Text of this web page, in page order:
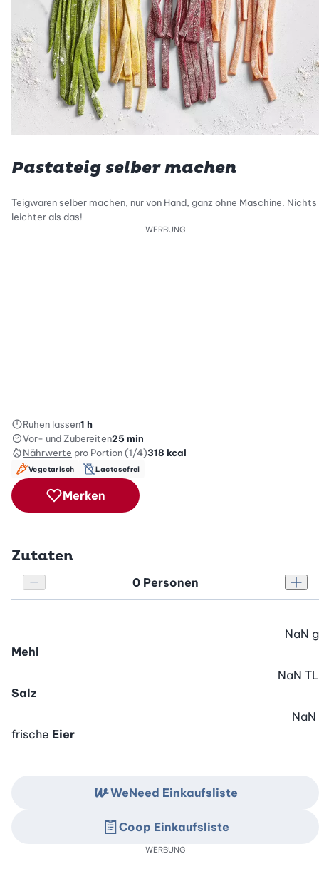
Pastateig selber machen
Teigwaren selber machen, nur von Hand, ganz ohne Maschine. Nichts
leichter als das!
WERBUNG
Ruhen lassen1 h
Vor- und Zubereiten25 min
Nährwerte pro Portion (1/4)318 kcal
Vegetarisch Lactosefrei
Merken
Zutaten
Personenanzahl verringern
Personenanzahl
Mehl
NaN g
Salz
NaN TL
frische Eier
NaN
WeNeed Einkaufsliste
Coop Einkaufsliste
WERBUNG